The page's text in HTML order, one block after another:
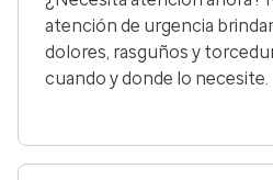
atención de urgencia
dolores, rasguños y
cuando y donde lo necesite.